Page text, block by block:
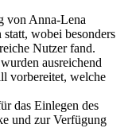
von Anna-Lena
wobei besonders
Nutzer fand.
ausreichend
vorbereitet, welche
das Einlegen des
und zur Verfügung